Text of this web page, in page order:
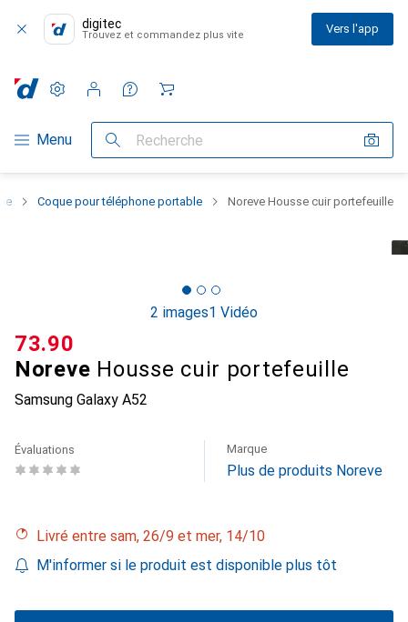
digitec
Trouvez et commandez plus vite Vers l'app
Navigation par catégorie
Menu Recherche
Paramètres
Compte client
Listes de comparaison
Listes d'envies
Panier
Coque pour téléphone portable Noreve Housse cuir portefeuille
2 images1 Vidéo
Noreve Housse cuir portefeuille
Samsung Galaxy A52
CHF
73.90
Évaluations Marque
Plus de produits Noreve
Livré entre sam, 26/9 et mer, 14/10
M'informer si le produit est disponible plus tôt